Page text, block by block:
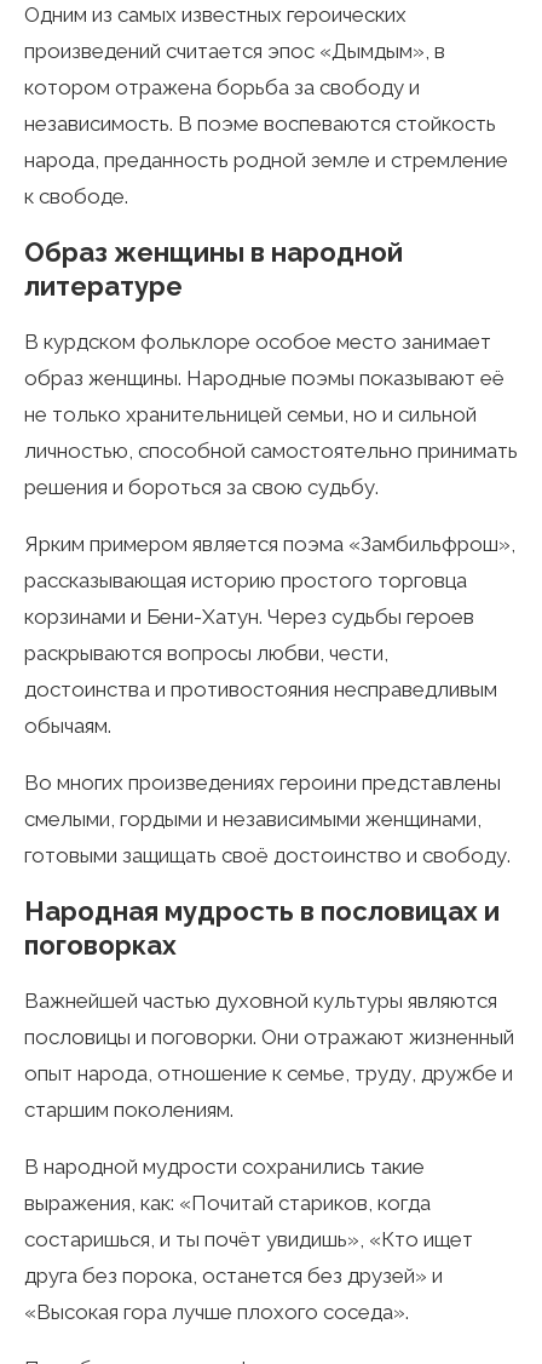
Одним из самых известных героических
произведений считается эпос «Дымдым», в
котором отражена борьба за свободу и
независимость. В поэме воспеваются стойкость
народа, преданность родной земле и стремление
к свободе.
Образ женщины в народной
литературе
В курдском фольклоре особое место занимает
образ женщины. Народные поэмы показывают её
не только хранительницей семьи, но и сильной
личностью, способной самостоятельно принимать
решения и бороться за свою судьбу.
Ярким примером является поэма «Замбильфрош»,
рассказывающая историю простого торговца
корзинами и Бени-Хатун. Через судьбы героев
раскрываются вопросы любви, чести,
достоинства и противостояния несправедливым
обычаям.
Во многих произведениях героини представлены
смелыми, гордыми и независимыми женщинами,
готовыми защищать своё достоинство и свободу.
Народная мудрость в пословицах и
поговорках
Важнейшей частью духовной культуры являются
пословицы и поговорки. Они отражают жизненный
опыт народа, отношение к семье, труду, дружбе и
старшим поколениям.
В народной мудрости сохранились такие
выражения, как: «Почитай стариков, когда
состаришься, и ты почёт увидишь», «Кто ищет
друга без порока, останется без друзей» и
«Высокая гора лучше плохого соседа».